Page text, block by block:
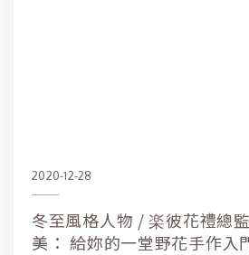
2020-12-28
冬至風格人物 / 楽彼花禮總
美： 給妳的一堂野花手作入